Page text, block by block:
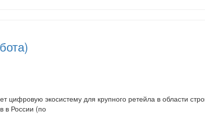
цифровую экосистему для крупного ретейла в области
в России (по